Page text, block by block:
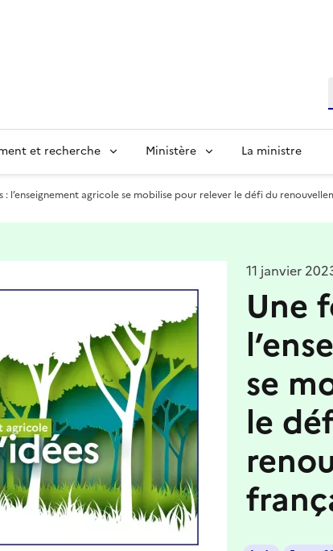
et recherche Ministère La ministre
: l’enseignement agricole se mobilise pour relever le défi du
11 janvier
Une
se
le